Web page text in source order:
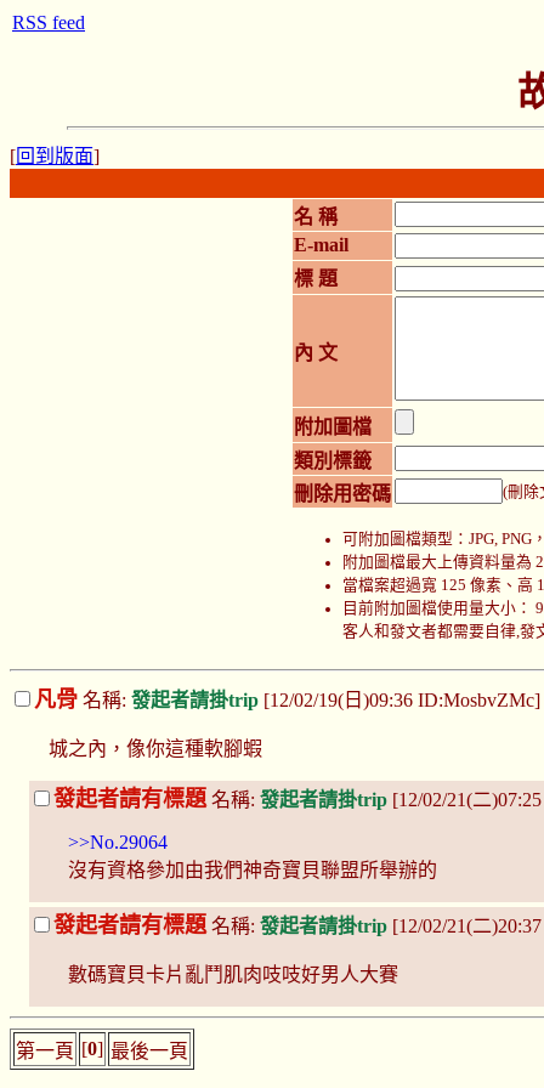
[回到版面]
名 稱
E-mail
標 題
內 文
附加圖檔
類別標籤
刪除用密碼
(刪除
可附加圖檔類型：JPG, PNG
附加圖檔最大上傳資料量為
當檔案超過寬 125 像素、高
目前附加圖檔使用量大小：
客人和發文者都需要自律,發
凡骨 名稱: 發起者請掛trip [12/02/19(日)09:36 ID:MosbvZMc]
城之內，像你這種軟腳蝦
發起者請有標題 名稱: 發起者請掛trip [12/02/21(二
>>No.29064
沒有資格參加由我們神奇寶貝聯盟所舉辦的
發起者請有標題 名稱: 發起者請掛trip [12/02/21(二
數碼寶貝卡片亂鬥肌肉吱吱好男人大賽
第一頁 [0] 最後一頁
RSS feed